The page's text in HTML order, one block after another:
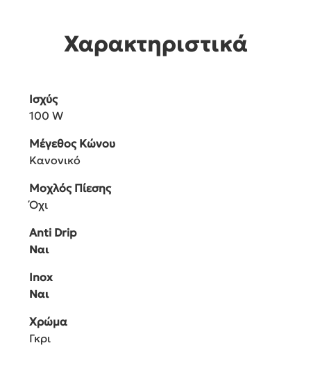
Χαρακτηριστικά
Ισχύς
100 W
Μέγεθος Κώνου
Κανονικό
Μοχλός Πίεσης
Όχι
Anti Drip
Ναι
Inox
Ναι
Χρώμα
Γκρι